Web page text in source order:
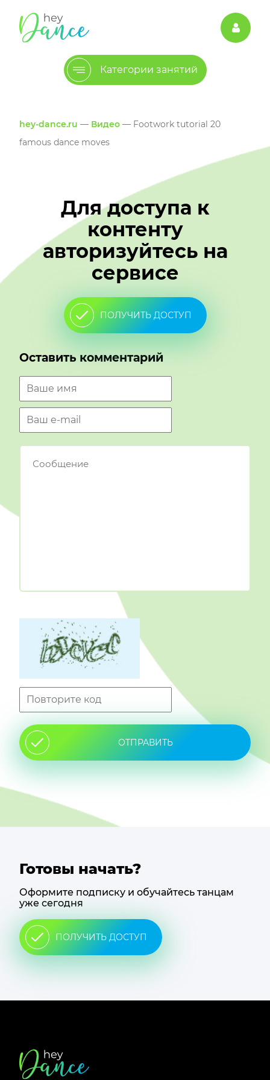
Категории занятий
hey-dance.ru — Видео — Footwork tutorial 20
famous dance moves
Для доступа к
контенту
авторизуйтесь на
сервисе
ПОЛУЧИТЬ ДОСТУП
Оставить комментарий
ОТПРАВИТЬ
Готовы начать?
Оформите подписку и обучайтесь танцам
уже сегодня
ПОЛУЧИТЬ ДОСТУП
Футер